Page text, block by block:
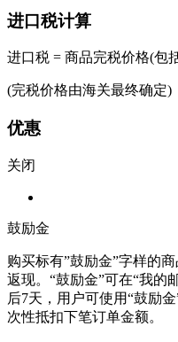
进口税计算
进口税 = 商品完税价格(包
(完税价格由海关最终确定)
优惠
关闭
鼓励金
购买标有”鼓励金”字样的
返现。“鼓励金”可在“我的
后7天，用户可使用“鼓励
次性抵扣下笔订单金额。